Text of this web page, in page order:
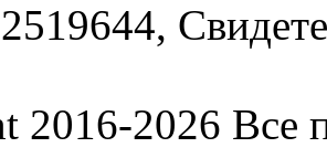
2016-2026 Все